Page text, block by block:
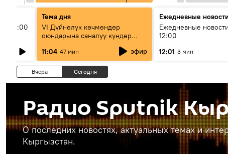
11:00
Тема дня
VI Дүйнөлүк көчмөндөр
оюндарына саналуу күндөр
калды: даярдык иштери кайсы
этапка жетти?
11:04 47 мин эфир
Ежедневные
Ежедневные
12:00
12:01 3 мин
Вчера Сегодня
Радио Sputnik
О последних новостях, актуальных темах и
Кыргызстан.